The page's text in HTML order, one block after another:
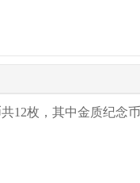
12枚，其中金质纪念